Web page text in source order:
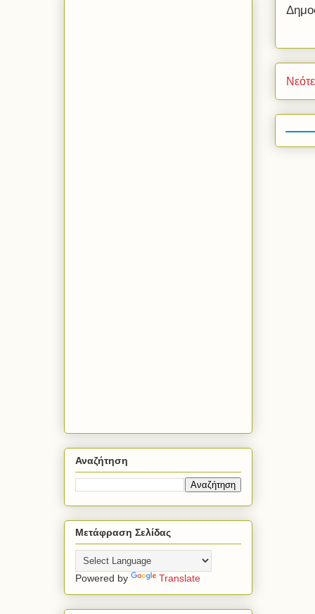
Αναζήτηση
Μετάφραση Σελίδας
Powered by Translate